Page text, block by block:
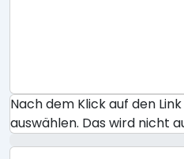
Nach dem Klick auf den
auswählen. Das wird nicht